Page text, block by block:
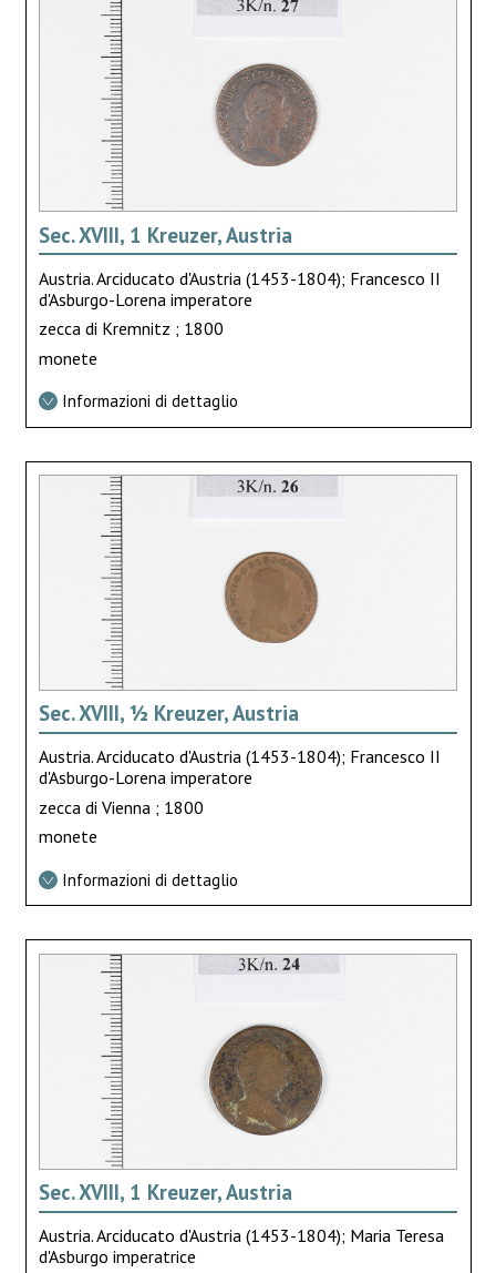
Sec. XVIII, 1 Kreuzer, Austria
Austria. Arciducato d'Austria (1453-1804); Francesco II
d'Asburgo-Lorena imperatore
zecca di Kremnitz ; 1800
monete
Informazioni di dettaglio
Sec. XVIII, ½ Kreuzer, Austria
Austria. Arciducato d'Austria (1453-1804); Francesco II
d'Asburgo-Lorena imperatore
zecca di Vienna ; 1800
monete
Informazioni di dettaglio
Sec. XVIII, 1 Kreuzer, Austria
Austria. Arciducato d'Austria (1453-1804); Maria Teresa
d'Asburgo imperatrice